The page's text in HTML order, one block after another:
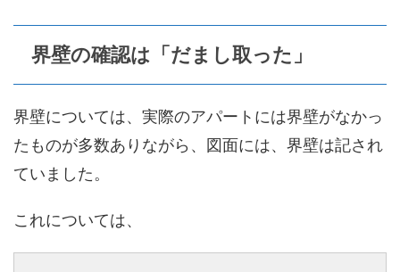
界壁の確認は「だまし取った」
界壁については、実際のアパートには界壁がなかっ
たものが多数ありながら、図面には、界壁は記され
ていました。
これについては、